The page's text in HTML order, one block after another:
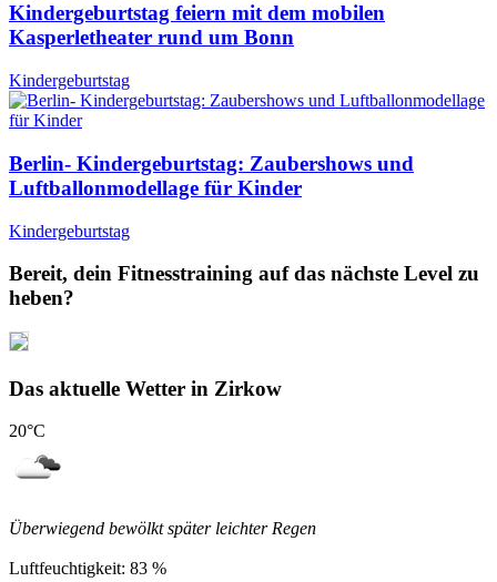
Kindergeburtstag feiern mit dem mobilen
Kasperletheater rund um Bonn
Kindergeburtstag
Berlin- Kindergeburtstag: Zaubershows und
Luftballonmodellage für Kinder
Kindergeburtstag
Bereit, dein Fitnesstraining auf das nächste Level zu
heben?
Das aktuelle Wetter in Zirkow
20°C
Überwiegend bewölkt später leichter Regen
Luftfeuchtigkeit: 83 %